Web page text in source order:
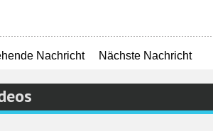
Nachricht Nächste Nachricht